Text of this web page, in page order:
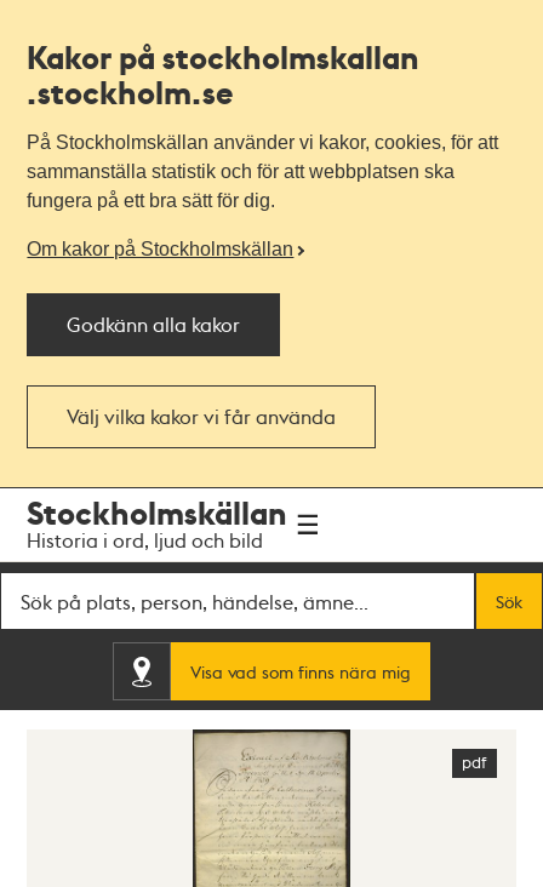
Kakor på stockholmskallan
.stockholm.se
På Stockholmskällan använder vi kakor, cookies, för att
sammanställa statistik och för att webbplatsen ska
fungera på ett bra sätt för dig.
Om kakor på Stockholmskällan
Godkänn alla kakor
Välj vilka kakor vi får använda
navigationen
huvudinnehållet
Stockholmskällan
Historia i ord, ljud och bild
Sök
Visa vad som finns nära mig